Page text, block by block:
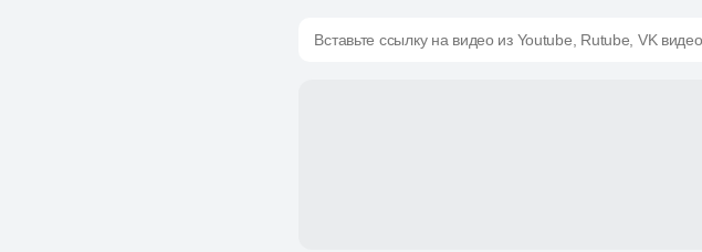
Вставьте ссылку на видео из Youtube, Rutube, VK видео